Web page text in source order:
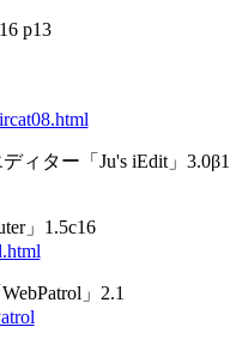
p13
ィター「Ju's iEdit」3.0β1
」1.5c16
」2.1